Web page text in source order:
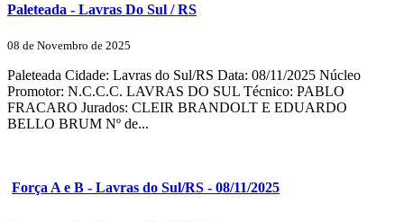
Paleteada - Lavras Do Sul / RS
08 de Novembro de 2025
Paleteada Cidade: Lavras do Sul/RS Data: 08/11/2025 Núcleo
Promotor: N.C.C.C. LAVRAS DO SUL Técnico: PABLO
FRACARO Jurados: CLEIR BRANDOLT E EDUARDO
BELLO BRUM Nº de...
Força A e B - Lavras do Sul/RS - 08/11/2025